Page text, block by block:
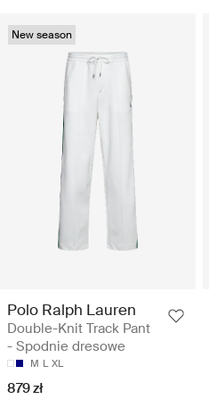
New season
Polo Ralph Lauren
Double-Knit Track Pant
- Spodnie dresowe
M L XL
879 zł